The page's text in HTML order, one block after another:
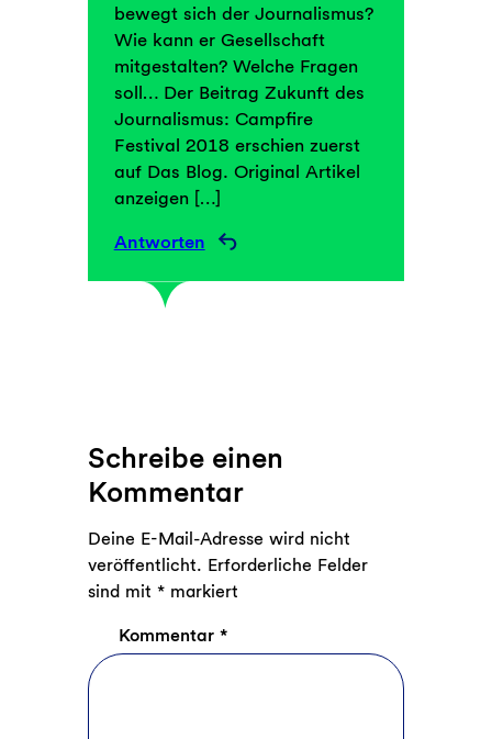
bewegt sich der Journalismus?
Wie kann er Gesellschaft
mitgestalten? Welche Fragen
soll… Der Beitrag Zukunft des
Journalismus: Campfire
Festival 2018 erschien zuerst
auf Das Blog. Original Artikel
anzeigen […]
Antworten
Schreibe einen
Kommentar
Deine E-Mail-Adresse wird nicht
veröffentlicht. Erforderliche Felder
sind mit *markiert
Kommentar *